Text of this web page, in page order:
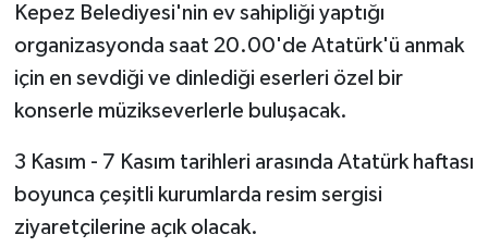
Kepez Belediyesi'nin ev sahipliği yaptığı
organizasyonda saat 20.00'de Atatürk'ü anmak
için en sevdiği ve dinlediği eserleri özel bir
konserle müzikseverlerle buluşacak.
3 Kasım - 7 Kasım tarihleri arasında Atatürk haftası
boyunca çeşitli kurumlarda resim sergisi
ziyaretçilerine açık olacak.